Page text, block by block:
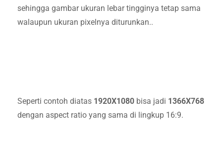
sehingga gambar ukuran lebar tingginya tetap sama
walaupun ukuran pixelnya diturunkan..
Seperti contoh diatas 1920X1080 bisa jadi 1366X768
dengan aspect ratio yang sama di lingkup 16:9.